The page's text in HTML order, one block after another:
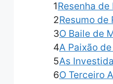
1Resenha
2Resumo de
3O Baile de
4A Paixão
5As
6O Terceiro